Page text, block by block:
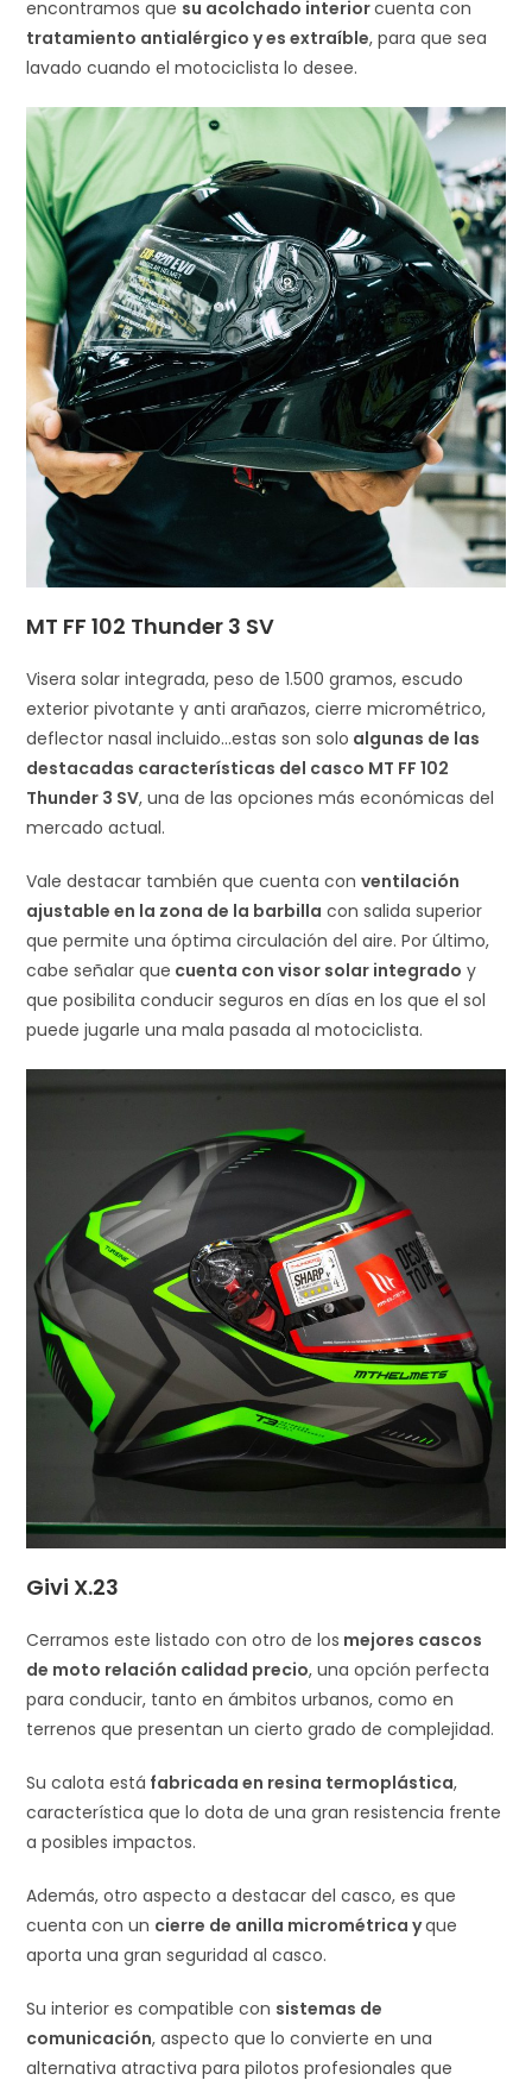
encontramos que su acolchado interiorcuenta con
tratamiento antialérgico y es extraíble, para que sea
lavado cuando el motociclista lo desee.
MT FF 102 Thunder 3 SV
Visera solar integrada, peso de 1.500 gramos, escudo
exterior pivotante y anti arañazos, cierre micrométrico,
deflector nasal incluido…estas son solo algunas de las
destacadas características del casco MT FF 102
Thunder 3 SV, una de las opciones más económicas del
mercado actual.
Vale destacar también que cuenta conventilación
ajustable en la zona de la barbilla con salida superior
que permite una óptima circulación del aire. Por último,
cabe señalar que cuenta con visor solar integrado y
que posibilita conducir seguros en días en los que el sol
puede jugarle una mala pasada al motociclista.
Givi X.23
Cerramos este listado con otro de los mejores cascos
de moto relación calidad precio, una opción perfecta
para conducir, tanto en ámbitos urbanos, como en
terrenos que presentan un cierto grado de complejidad.
Su calota está fabricada en resina termoplástica,
característica que lo dota de una gran resistencia frente
a posibles impactos.
Además, otro aspecto a destacar del casco, es que
cuenta con un cierre de anilla micrométrica yque
aporta una gran seguridad al casco.
Su interior es compatible con sistemas de
comunicación, aspecto que lo convierte en una
alternativa atractiva para pilotos profesionales que